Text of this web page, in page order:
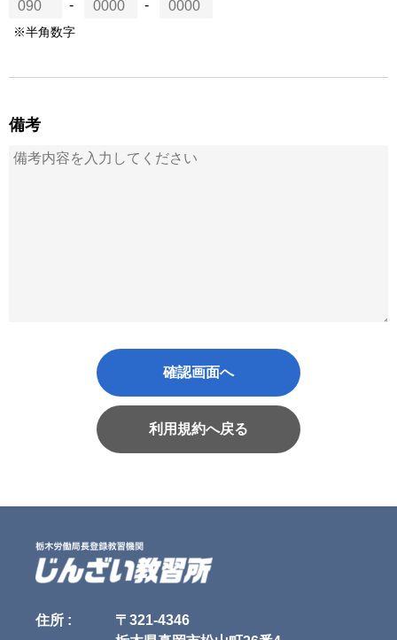
- -
※半角数字
備考
利用規約へ戻る
確認画面へ
住所 :
〒321-4346